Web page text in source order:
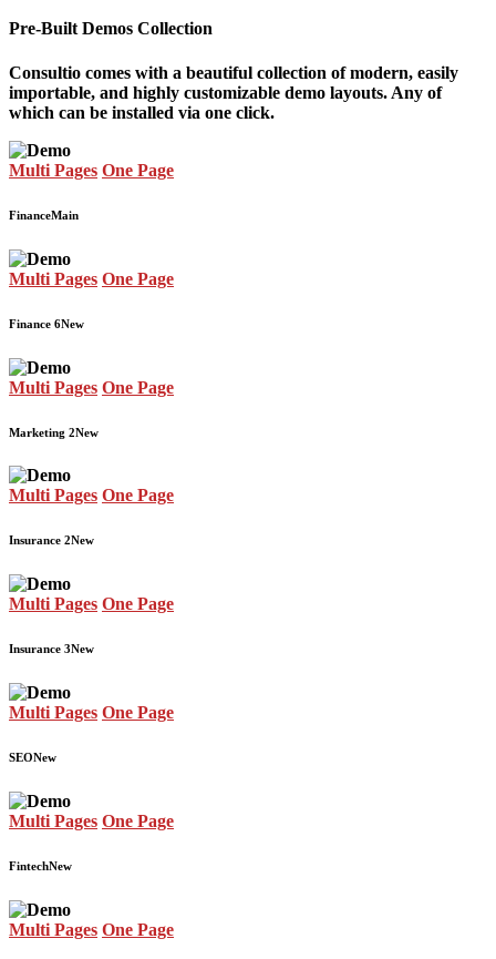
Pre-Built Demos Collection
Consultio comes with a beautiful collection of modern, easily
importable, and highly customizable demo layouts. Any of
which can be installed via one click.
Multi Pages One Page
FinanceMain
Multi Pages One Page
Finance 6New
Multi Pages One Page
Marketing 2New
Multi Pages One Page
Insurance 2New
Multi Pages One Page
Insurance 3New
Multi Pages One Page
SEONew
Multi Pages One Page
FintechNew
Multi Pages One Page